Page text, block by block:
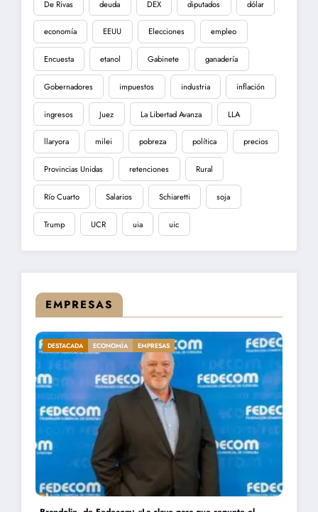
De Rivas deuda DEX diputados dólar
economía EEUU Elecciones empleo
Encuesta etanol Gabinete ganadería
Gobernadores impuestos industria inflación
ingresos Juez La Libertad Avanza LLA
llaryora milei pobreza política precios
Provincias Unidas retenciones Rural
Río Cuarto Salarios Schiaretti soja
Trump UCR uia uic
EMPRESAS
DESTACADA ECONOMÍA EMPRESAS